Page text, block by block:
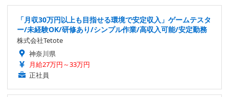
「月収30万円以上も目指せる環境で安定収入」ゲームテスタ
ー/未経験OK/研修あり/シンプル作業/高収入可能/安定勤務
株式会社Tetote
神奈川県
月給27万円～33万円
正社員